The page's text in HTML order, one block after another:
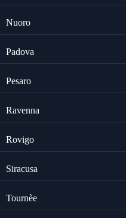
Nuoro
Padova
Pesaro
Ravenna
Rovigo
Siracusa
Tournèe